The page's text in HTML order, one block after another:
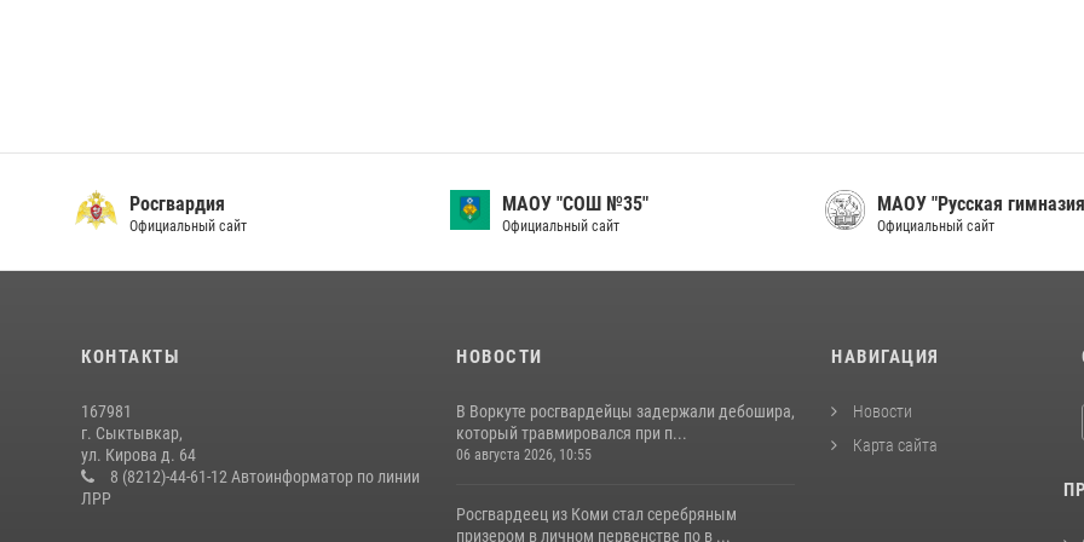
Росгвардия
Официальный сайт
МАОУ "СОШ №35"
Официальный сайт
МАОУ "Русская
Официальный сайт
КОНТАКТЫ
167981
г. Сыктывкар,
ул. Кирова д. 64
8 (8212)-44-61-12 Автоинформатор по линии
ЛРР
НОВОСТИ
В Воркуте росгвардейцы задержали дебошира,
который травмировался при п...
06 августа 2026, 10:55
Росгвардеец из Коми стал серебряным
призером в личном первенстве по в ...
НАВИГАЦИЯ
Новости
Карта сайта